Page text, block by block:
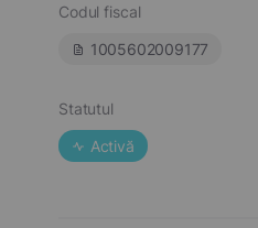
Codul fiscal
1005602009177
Statutul
Activă